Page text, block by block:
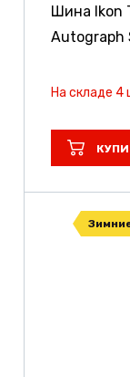
Шина Ikon
Autograph
На складе 4